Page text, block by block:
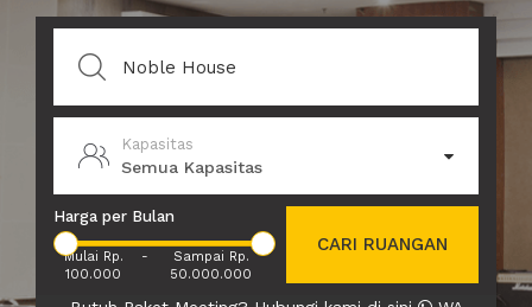
Kapasitas
Semua Kapasitas
Harga per Bulan
Mulai Rp.
100.000
-
Sampai Rp.
50.000.000
CARI RUANGAN